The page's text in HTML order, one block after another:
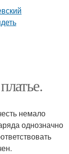
немало
однозначно